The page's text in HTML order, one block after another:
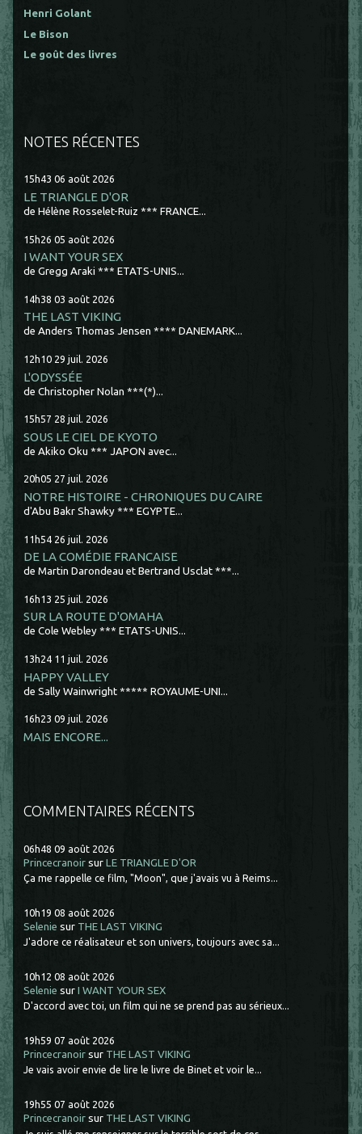
Henri Golant
Le Bison
Le goût des livres
NOTES RÉCENTES
15h43 06 août 2026
LE TRIANGLE D'OR
de Hélène Rosselet-Ruiz *** FRANCE...
15h26 05 août 2026
I WANT YOUR SEX
de Gregg Araki *** ETATS-UNIS...
14h38 03 août 2026
THE LAST VIKING
de Anders Thomas Jensen **** DANEMARK...
12h10 29 juil. 2026
L'ODYSSÉE
de Christopher Nolan ***(*)...
15h57 28 juil. 2026
SOUS LE CIEL DE KYOTO
de Akiko Oku *** JAPON avec...
20h05 27 juil. 2026
NOTRE HISTOIRE - CHRONIQUES DU CAIRE
d'Abu Bakr Shawky *** EGYPTE...
11h54 26 juil. 2026
DE LA COMÉDIE FRANCAISE
de Martin Darondeau et Bertrand Usclat ***...
16h13 25 juil. 2026
SUR LA ROUTE D'OMAHA
de Cole Webley *** ETATS-UNIS...
13h24 11 juil. 2026
HAPPY VALLEY
de Sally Wainwright ***** ROYAUME-UNI...
16h23 09 juil. 2026
MAIS ENCORE...
COMMENTAIRES RÉCENTS
06h48 09 août 2026
Princecranoir surLE TRIANGLE D'OR
Ça me rappelle ce film, "Moon", que j'avais vu à Reims...
10h19 08 août 2026
Selenie sur THE LAST VIKING
J'adore ce réalisateur et son univers, toujours avec sa...
10h12 08 août 2026
Selenie surI WANT YOUR SEX
D'accord avec toi, un film qui ne se prend pas au sérieux...
19h59 07 août 2026
Princecranoir sur THE LAST VIKING
Je vais avoir envie de lire le livre de Binet et voir le...
19h55 07 août 2026
Princecranoir sur THE LAST VIKING